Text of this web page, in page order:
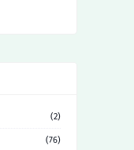
(2)
(76)